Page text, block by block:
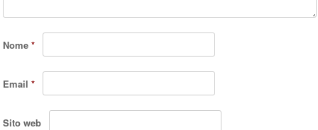
Nome*
Email*
Sito web